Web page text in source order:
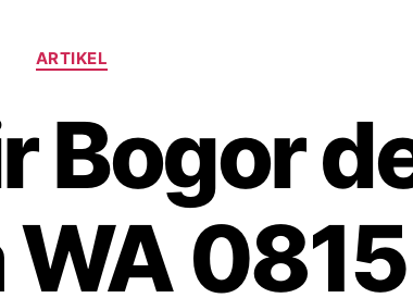
Categories
ARTIKEL
Bogor
WA